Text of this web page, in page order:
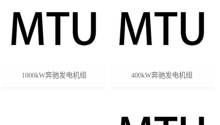
1000kW奔驰发电机组 400kW奔驰发电机组